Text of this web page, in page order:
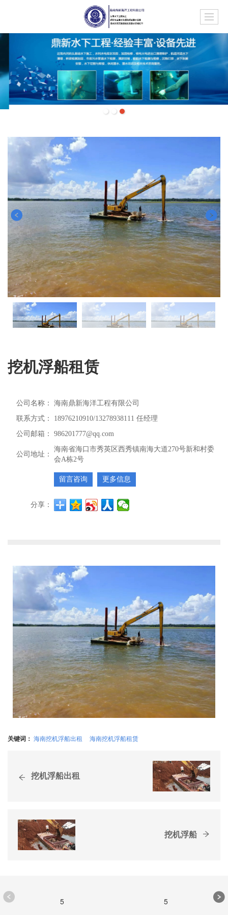
挖机浮船租赁
公司名称：
海南鼎新海洋工程有限公司
联系方式：
18976210910/13278938111 任经理
公司邮箱：
986201777@qq.com
公司地址：
海南省海口市秀英区西秀镇南海大道270号新和村委
会A栋2号
留言咨询 更多信息
分享：
关键词： 海南挖机浮船出租 海南挖机浮船租赁
挖机浮船出租
挖机浮船
5 5